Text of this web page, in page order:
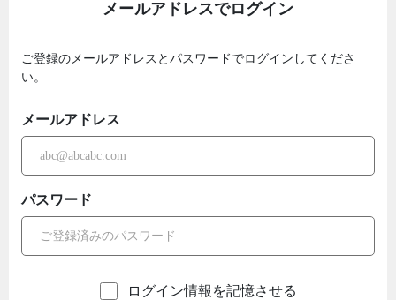
メールアドレスでログイン
ご登録のメールアドレスとパスワードでログインしてくださ
い。
メールアドレス
パスワード
ログイン情報を記憶させる